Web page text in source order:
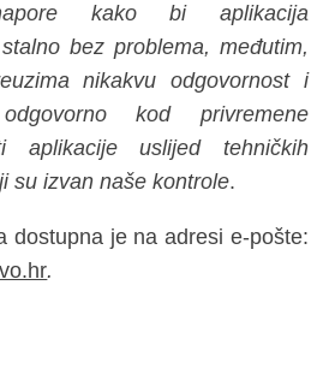
kako bi aplikacija
bez problema, međutim,
nikakvu odgovornost i
kod privremene
aplikacije uslijed tehničkih
su izvan naše kontrole.
dostupna je na adresi e-pošte:
.